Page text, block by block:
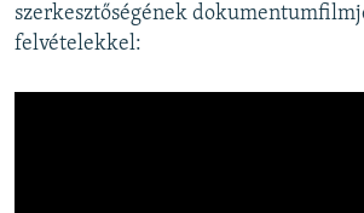
szerkesztőségének
felvételekkel: